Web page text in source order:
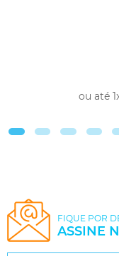
ou até
FIQUE POR
ASSINE